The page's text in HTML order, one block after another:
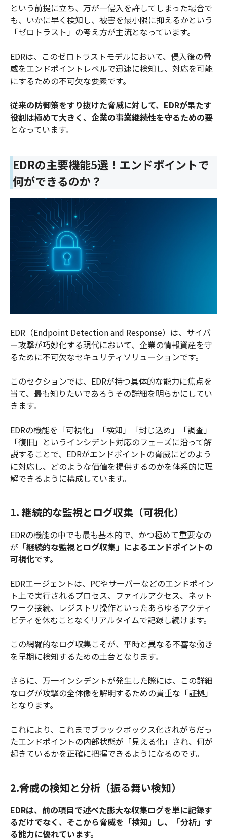
という前提に立ち、万が一侵入を許してしまった場合で
も、いかに早く検知し、被害を最小限に抑えるかという
「ゼロトラスト」の考え方が主流となっています。
EDRは、このゼロトラストモデルにおいて、侵入後の脅
威をエンドポイントレベルで迅速に検知し、対応を可能
にするための不可欠な要素です。
従来の防御策をすり抜けた脅威に対して、EDRが果たす
役割は極めて大きく、企業の事業継続性を守るための要
となっています。
EDRの主要機能5選！エンドポイントで
何ができるのか？
EDR（Endpoint Detection and Response）は、サイバ
ー攻撃が巧妙化する現代において、企業の情報資産を守
るために不可欠なセキュリティソリューションです。
このセクションでは、EDRが持つ具体的な能力に焦点を
当て、最も知りたいであろうその詳細を明らかにしてい
きます。
EDRの機能を「可視化」「検知」「封じ込め」「調査」
「復旧」というインシデント対応のフェーズに沿って解
説することで、EDRがエンドポイントの脅威にどのよう
に対応し、どのような価値を提供するのかを体系的に理
解できるように構成しています。
1. 継続的な監視とログ収集（可視化）
EDRの機能の中でも最も基本的で、かつ極めて重要なの
が 「継続的な監視とログ収集」によるエンドポイントの
可視化です。
EDRエージェントは、PCやサーバーなどのエンドポイン
ト上で実行されるプロセス、ファイルアクセス、ネット
ワーク接続、レジストリ操作といったあらゆるアクティ
ビティを休むことなくリアルタイムで記録し続けます。
この網羅的なログ収集こそが、平時と異なる不審な動き
を早期に検知するための土台となります。
さらに、万一インシデントが発生した際には、この詳細
なログが攻撃の全体像を解明するための貴重な「証拠」
となります。
これにより、これまでブラックボックス化されがちだっ
たエンドポイントの内部状態が「見える化」され、何が
起きているかを正確に把握できるようになるのです。
2.脅威の検知と分析（振る舞い検知）
EDRは、前の項目で述べた膨大な収集ログを単に記録す
るだけでなく、そこから脅威を「検知」し、「分析」す
る能力に優れています。